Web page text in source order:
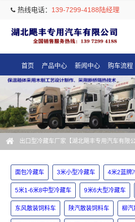
热线电话： 139-7299-4188陆经理
首页 产品中心 新闻中心 购车流程
出口型冷藏车厂家【湖北飓丰专用汽车有限公
面包冷藏车 3米小型冷藏车 4米2蓝牌
5米1-6米8中型冷藏车 9米6大型冷藏车
东风散装饲料车 陕汽散装饲料车 柳汽